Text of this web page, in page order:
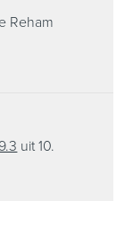
Reham
9.3 uit 10.